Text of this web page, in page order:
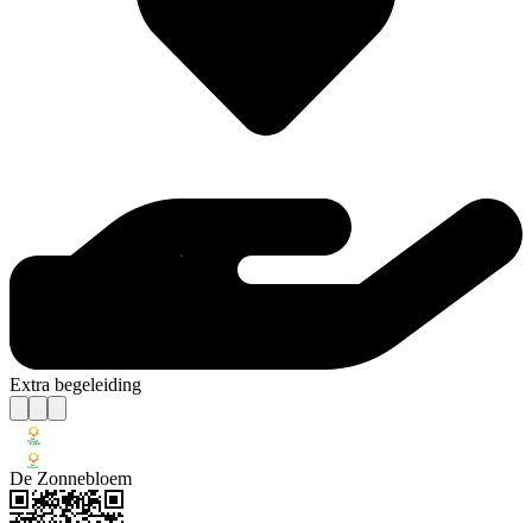
Extra begeleiding
De Zonnebloem